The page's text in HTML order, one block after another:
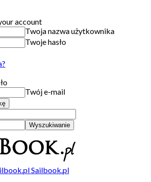
account
Twoja nazwa użytkownika
Twoje hasło
Twój e-mail
Sailbook.pl